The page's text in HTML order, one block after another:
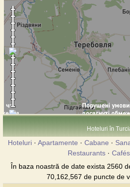
Hoteluri în
Hoteluri· Apartamente · Cabane ·
Restaurants · Cafés
În baza noastră de date exista 2560
70,162,567 de puncte de